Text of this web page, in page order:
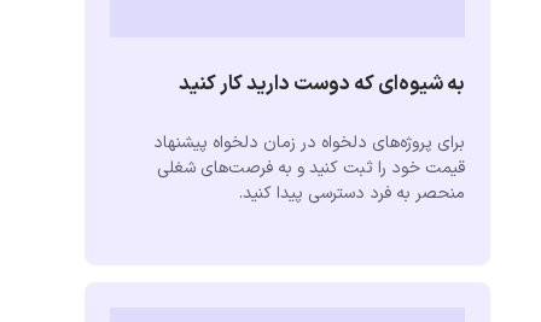
به شیوه‌ای که دوست دارید کار کنید
برای پروژه‌های دلخواه در زمان دلخواه پیشنهاد
قیمت خود را ثبت کنید و به فرصت‌های شغلی
منحصر به فرد دسترسی پیدا کنید.